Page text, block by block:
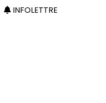
INFOLETTRE